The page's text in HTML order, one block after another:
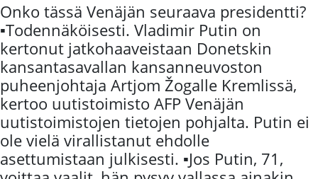
Onko tässä Venäjän seuraava presidentti?
▪️Todennäköisesti. Vladimir Putin on
kertonut jatkohaaveistaan Donetskin
kansantasavallan kansanneuvoston
puheenjohtaja Artjom Žogalle Kremlissä,
kertoo uutistoimisto AFP Venäjän
uutistoimistojen tietojen pohjalta. Putin ei
ole vielä virallistanut ehdolle
asettumistaan julkisesti. ▪️Jos Putin, 71,